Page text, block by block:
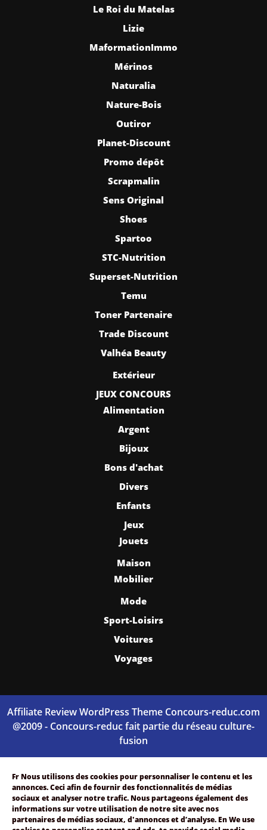
Le Roi du Matelas
Lizie
MaformationImmo
Mérinos
Naturalia
Nature-Bois
Outiror
Planet-Discount
Promo dépôt
Scrapmalin
Sens Original
Shoes
Spartoo
STC-Nutrition
Superset-Nutrition
Temu
Toner Partenaire
Trade Discount
Valhéa Beauty
Extérieur
JEUX CONCOURS
Alimentation
Argent
Bijoux
Bons d'achat
Divers
Enfants
Jeux
Jouets
Maison
Mobilier
Mode
Sport-Loisirs
Voitures
Voyages
Affiliate Review WordPress Theme Concours-reduc.com
@2009 - Concours-reduc fait partie du réseau culture-
fusion
Fr Nous utilisons des cookies pour personnaliser le contenu et les
annonces. Ceci afin de fournir des fonctionnalités de médias
sociaux et analyser notre trafic. Nous partageons également des
informations sur votre utilisation de notre site avec nos
partenaires de médias sociaux, d'annonces et d’analyse. EnWe use